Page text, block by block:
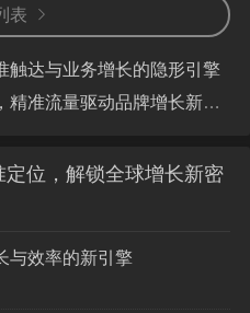
在为企业带来的从战术到战
以下五个核心维度：
无论是开设新零售门店、设
新的区域市场总部，选址决
表
触达与业务增长的隐形引擎
准流量驱动品牌增长新引擎
定位，解锁全球增长新密
与效率的新引擎